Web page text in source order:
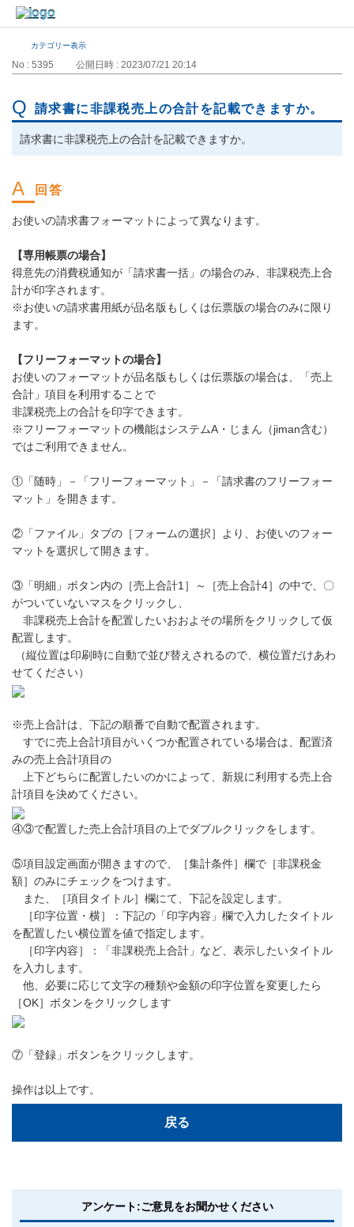
カテゴリー表示
No : 5395 公開日時 : 2023/07/21 20:14
請求書に非課税売上の合計を記載できますか。
請求書に非課税売上の合計を記載できますか。
お使いの請求書フォーマットによって異なります。
【専用帳票の場合】
得意先の消費税通知が「請求書一括」の場合のみ、非課税売上合
計が印字されます。
※お使いの請求書用紙が品名版もしくは伝票版の場合のみに限り
ます。
【フリーフォーマットの場合】
お使いのフォーマットが品名版もしくは伝票版の場合は、「売上
合計」項目を利用することで
非課税売上の合計を印字できます。
※フリーフォーマットの機能はシステムA・じまん（jiman含む）
ではご利用できません。
①「随時」－「フリーフォーマット」－「請求書のフリーフォー
マット」を開きます。
②「ファイル」タブの［フォームの選択］より、お使いのフォー
マットを選択して開きます。
③「明細」ボタン内の［売上合計1］～［売上合計4］の中で、〇
がついていないマスをクリックし、
非課税売上合計を配置したいおおよその場所をクリックして仮
配置します。
（縦位置は印刷時に自動で並び替えされるので、横位置だけあわ
せてください）
※売上合計は、下記の順番で自動で配置されます。
すでに売上合計項目がいくつか配置されている場合は、配置済
みの売上合計項目の
上下どちらに配置したいのかによって、新規に利用する売上合
計項目を決めてください。
④③で配置した売上合計項目の上でダブルクリックをします。
⑤項目設定画面が開きますので、［集計条件］欄で［非課税金
額］のみにチェックをつけます。
また、［項目タイトル］欄にて、下記を設定します。
［印字位置・横］：下記の「印字内容」欄で入力したタイトル
を配置したい横位置を値で指定します。
［印字内容］：「非課税売上合計」など、表示したいタイトル
を入力します。
他、必要に応じて文字の種類や金額の印字位置を変更したら
［OK］ボタンをクリックします
⑦「登録」ボタンをクリックします。
操作は以上です。
戻る
アンケート:ご意見をお聞かせください